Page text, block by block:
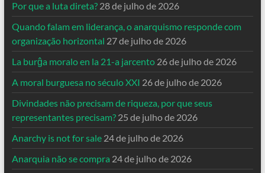
Por que a luta direta? 28 de julho de 2026
Quando falam em liderança, o anarquismo responde com
organização horizontal 27 de julho de 2026
La burĝa moralo en la 21-a jarcento 26 de julho de 2026
A moral burguesa no século XXI 26 de julho de 2026
Divindades não precisam de riqueza, por que seus
representantes precisam? 25 de julho de 2026
Anarchy is not for sale 24 de julho de 2026
Anarquia não se compra 24 de julho de 2026